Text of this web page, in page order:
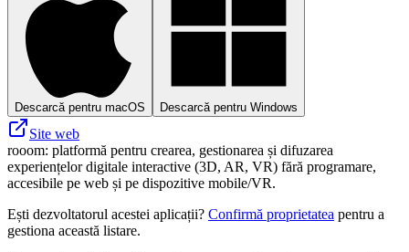
Descarcă pentru macOS Descarcă pentru Windows
Site web
rooom: platformă pentru crearea, gestionarea și difuzarea
experiențelor digitale interactive (3D, AR, VR) fără programare,
accesibile pe web și pe dispozitive mobile/VR.
Ești dezvoltatorul acestei aplicații? Confirmă proprietatea pentru a
gestiona această listare.